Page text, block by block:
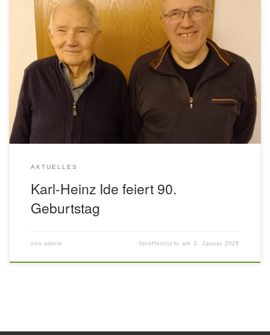
Unser langjähriges Mitglied und Ehrenmitglied Karl-Heinz Ide
(Ziegenhain) konnte am 21. Dezember seinen 90. Geburtstag
begehen. Dazu gratulierten dem Jubilar vom Vereinsvorstand
Klaus Bock und Siegfried Groß. Karl-Heinz Ide (links) und Klaus
Bock Karl-Heinz Ide trat Anfang April 1952 in den Verein ein, um
die Deutsche Einheitskurzschrift zu erlernen. Schnell übernahm
er erste Vorstandstätigkeiten. […]
AKTUELLES
Karl-Heinz Ide feiert 90.
Geburtstag
von admin Veröffentlicht am3. Januar 2026